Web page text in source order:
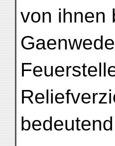
von ihnen